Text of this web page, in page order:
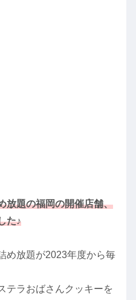
放題の福岡の開催店舗、
た♪
め放題が2023年度から毎
テラおばさんクッキーを